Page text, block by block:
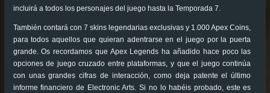
incluirá a todos los personajes del juego hasta la Temporada 7.
También contará con 7 skins legendarias exclusivas y 1.000 Apex Coins,
para todos aquellos que quieran adentrarse en el juego por la puerta
grande. Os recordamos que Apex Legends ha añadido hace poco las
opciones de juego cruzado entre plataformas, y que el juego continúa
con unas grandes cifras de interacción, como deja patente el último
informe financiero de Electronic Arts. Si no lo habéis probado, este es